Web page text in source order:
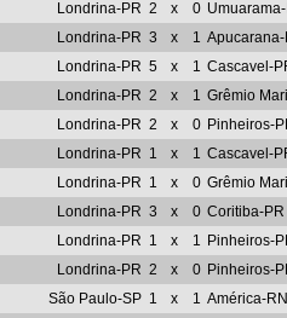
Londrina-PR 2 x 0
Londrina-PR 3 x 1
Londrina-PR 5 x 1 Cascavel-
Londrina-PR 2 x 1 Grêmio
Londrina-PR 2 x 0 Pinheiros-
Londrina-PR 1 x 1 Cascavel-
Londrina-PR 1 x 0 Grêmio
Londrina-PR 3 x 0 Coritiba-PR
Londrina-PR 1 x 1 Pinheiros-
Londrina-PR 2 x 0 Pinheiros-
São Paulo-SP 1 x 1 América-RN